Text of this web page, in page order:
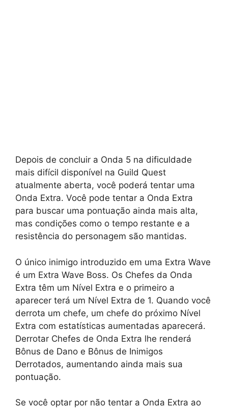
Depois de concluir a Onda 5 na dificuldade
mais difícil disponível na Guild Quest
atualmente aberta, você poderá tentar uma
Onda Extra. Você pode tentar a Onda Extra
para buscar uma pontuação ainda mais alta,
mas condições como o tempo restante e a
resistência do personagem são mantidas.
O único inimigo introduzido em uma Extra Wave
é um Extra Wave Boss. Os Chefes da Onda
Extra têm um Nível Extra e o primeiro a
aparecer terá um Nível Extra de 1. Quando você
derrota um chefe, um chefe do próximo Nível
Extra com estatísticas aumentadas aparecerá.
Derrotar Chefes de Onda Extra lhe renderá
Bônus de Dano e Bônus de Inimigos
Derrotados, aumentando ainda mais sua
pontuação.
Se você optar por não tentar a Onda Extra ao